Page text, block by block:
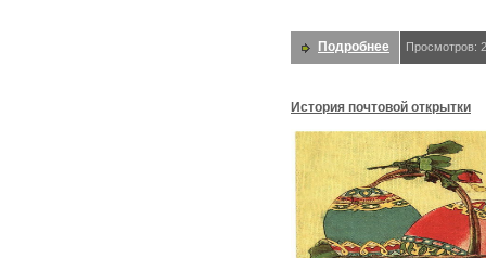
Подробнее Просмотров:
История почтовой открытки